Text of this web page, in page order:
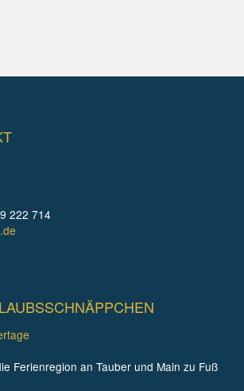
222 714
Ferienregion an Tauber und Main zu Fuß